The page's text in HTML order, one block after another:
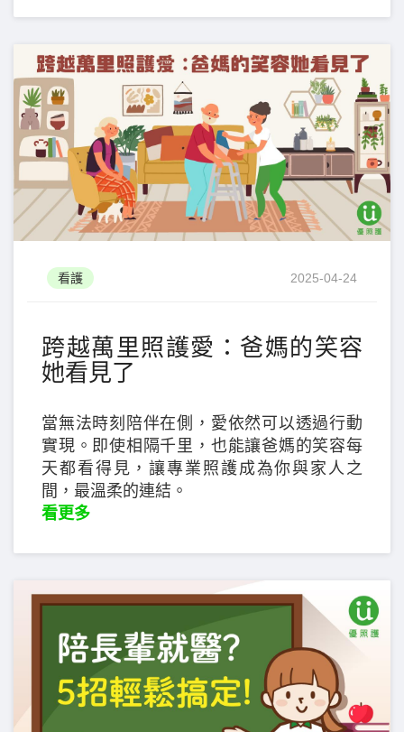
看護 2025-04-24
跨越萬里照護愛：爸媽的笑容
她看見了
當無法時刻陪伴在側，愛依然可以透過行動
實現。即使相隔千里，也能讓爸媽的笑容每
天都看得見，讓專業照護成為你與家人之
間，最溫柔的連結。
看更多